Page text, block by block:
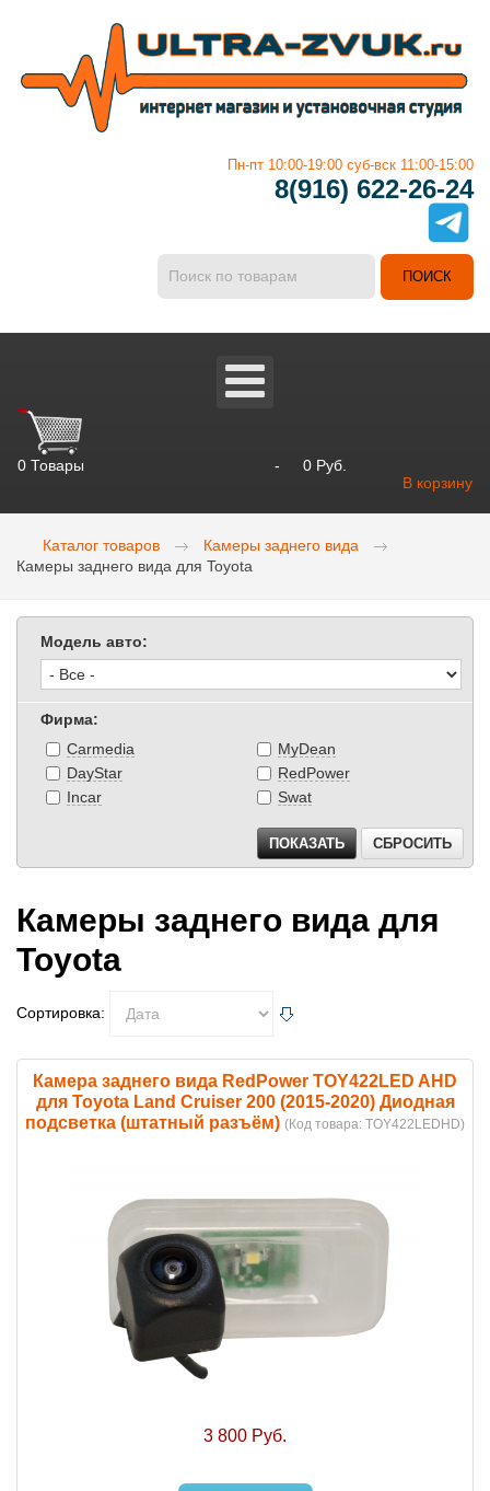
Пн-пт 10:00-19:00 суб-вск 11:00-15:00
8(916) 622-26-24
0 Товары -
0 Руб.
В корзину
Каталог товаров
Камеры заднего вида
Камеры заднего вида для Toyota
Модель авто:
Фирма:
Carmedia
DayStar
Incar
MyDean
RedPower
Swat
Камеры заднего вида для
Toyota
Сортировка:
Камера заднего вида RedPower TOY422LED AHD
для Toyota Land Cruiser 200 (2015-2020) Диодная
подсветка (штатный разъём) (Код товара: TOY422LEDHD)
3 800 Руб.